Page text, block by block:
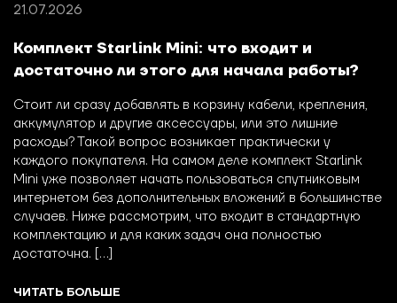
21.07.2026
Комплект Starlink Mini: что входит и
достаточно ли этого для начала работы?
Стоит ли сразу добавлять в корзину кабели, крепления,
аккумулятор и другие аксессуары, или это лишние
расходы? Такой вопрос возникает практически у
каждого покупателя. На самом деле комплект Starlink
Mini уже позволяет начать пользоваться спутниковым
интернетом без дополнительных вложений в большинстве
случаев. Ниже рассмотрим, что входит в стандартную
комплектацию и для каких задач она полностью
достаточна. […]
ЧИТАТЬ БОЛЬШЕ